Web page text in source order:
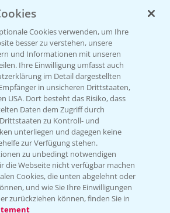
WhatsApp
346 564 1
30-20220
Sie uns
Cookies verwenden, um Ihre
besser zu verstehen, unsere
und Informationen mit unseren
Ihre Einwilligung umfasst auch
im Detail dargestellten
in unsicheren Drittstaaten,
USA. Dort besteht das Risiko, dass
Daten dem Zugriff durch
zu Kontroll- und
unterliegen und dagegen keine
zur Verfügung stehen.
zu unbedingt notwendigen
die Webseite nicht verfügbar machen
Cookies, die unten abgelehnt oder
und wie Sie Ihre Einwilligungen
zurückziehen können, finden Sie in